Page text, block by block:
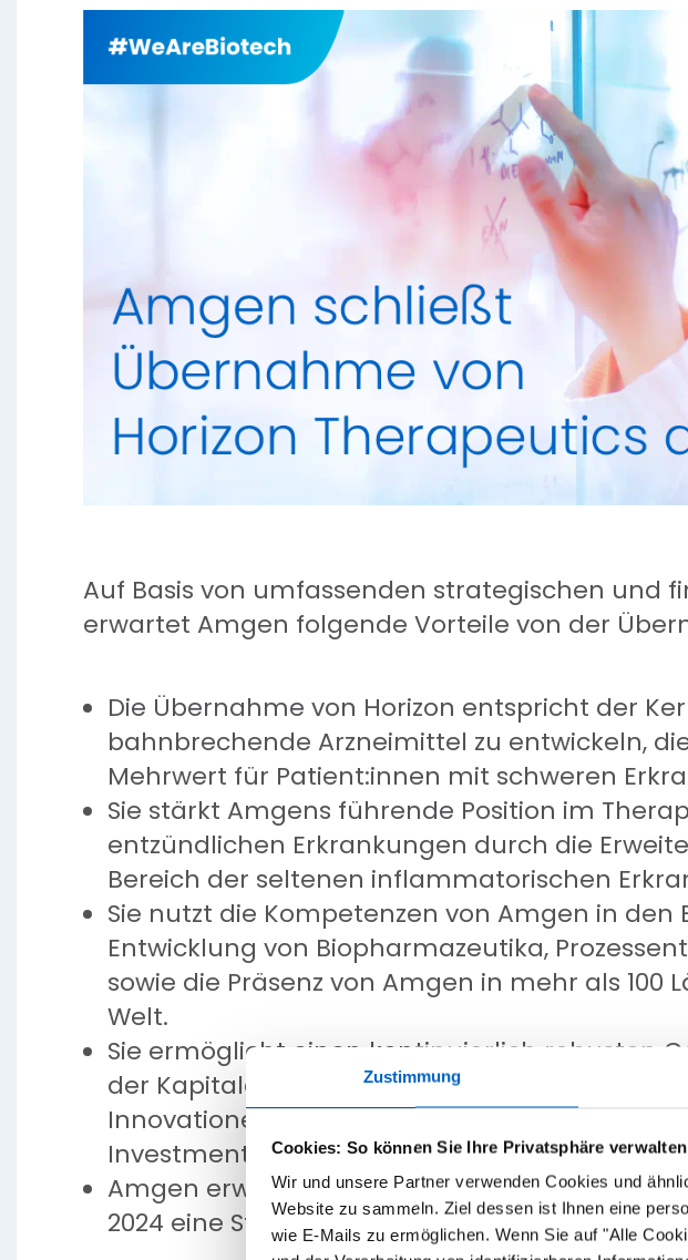
Zustimmung
Cookies: So können Sie Ihre Privatsphäre verwalten
Wir und unsere Partner verwenden Cookies und
Website zu sammeln. Ziel dessen ist Ihnen eine
wie E-Mails zu ermöglichen. Wenn Sie auf "Alle
Auf Basis von umfassenden strategischen und
erwartet Amgen folgende Vorteile von der
Die Übernahme von Horizon entspricht der
bahnbrechende Arzneimittel zu entwickeln,
Mehrwert für Patient:innen mit schweren
Sie stärkt Amgens führende Position im
entzündlichen Erkrankungen durch die
Bereich der seltenen inflammatorischen
Sie nutzt die Kompetenzen von Amgen in den
Entwicklung von Biopharmazeutika,
sowie die Präsenz von Amgen in mehr als 100
Welt.
Sie ermöglicht einen kontinuierlich robusten
der Kapitalallokation einschließlich laufender
Innovationen zu unterstützen, während die
Investment-Grade-Bereich nicht beeinflusst
Amgen erwartet eine Beschleunigung des
2024 eine Steigerung des Non-GAAP-Gewinns